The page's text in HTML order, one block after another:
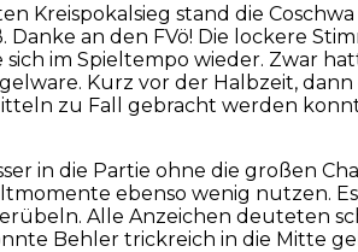
Kreispokalsieg stand die
an den FVö! Die lockere
im Spieltempo wieder. Zwar
Kurz vor der Halbzeit,
zu Fall gebracht werden
in die Partie ohne die großen
ebenso wenig nutzen.
Alle Anzeichen deuteten
Behler trickreich in die Mitte